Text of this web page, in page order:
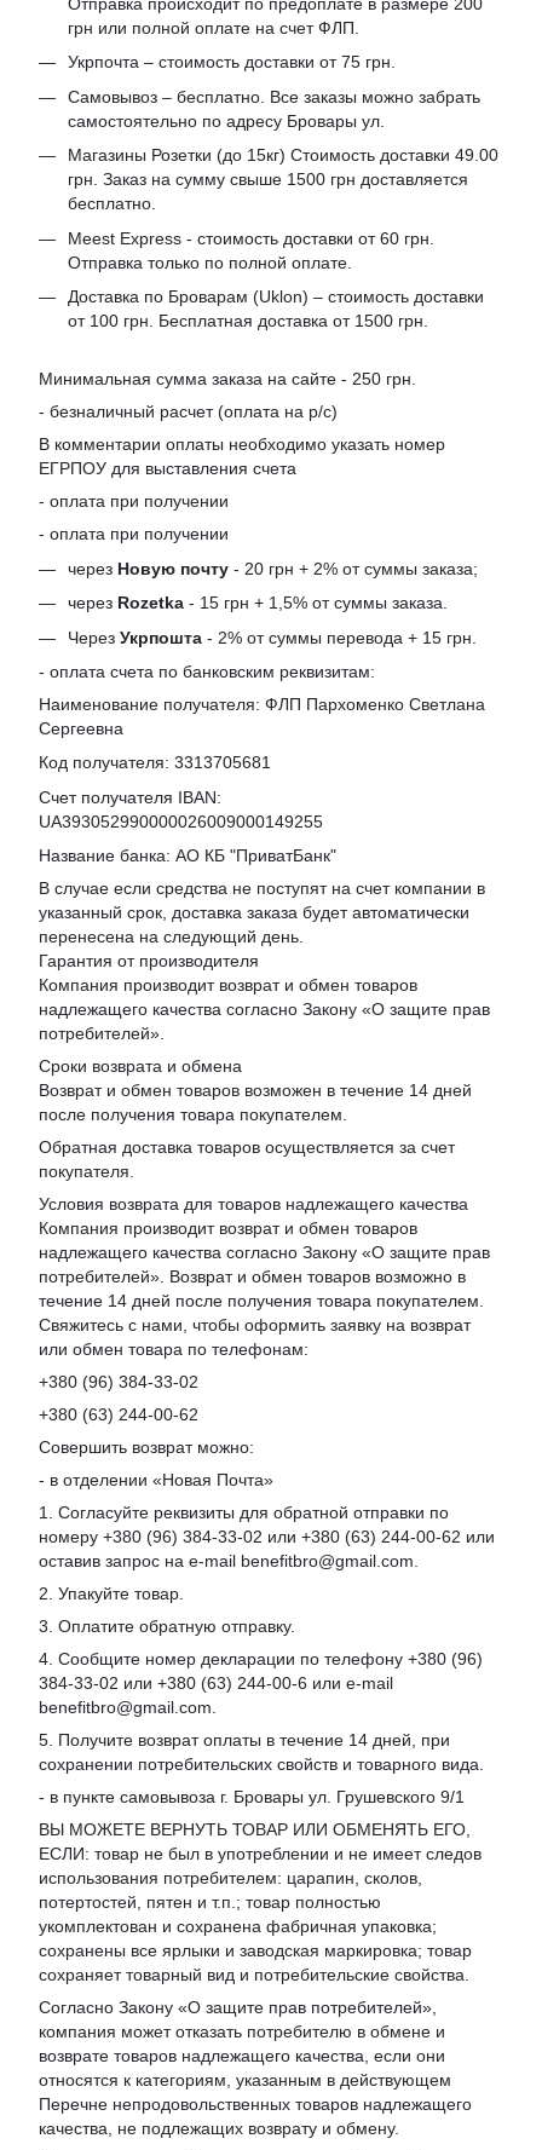
грн или полной оплате на счет ФЛП.
Укрпочта – стоимость доставки от 75 грн.
Самовывоз – бесплатно. Все заказы можно забрать
самостоятельно по адресу Бровары ул.
Магазины Розетки (до 15кг) Стоимость доставки 49.00
грн. Заказ на сумму свыше 1500 грн доставляется
бесплатно.
Meest Express - стоимость доставки от 60 грн.
Отправка только по полной оплате.
Доставка по Броварам (Uklon) – стоимость доставки
от 100 грн. Бесплатная доставка от 1500 грн.
Минимальная сумма заказа на сайте - 250 грн.
- безналичный расчет (оплата на р/с)
В комментарии оплаты необходимо указать номер
ЕГРПОУ для выставления счета
- оплата при получении
- оплата при получении
через Новую почту - 20 грн + 2% от суммы заказа;
через Rozetka - 15 грн + 1,5% от суммы заказа.
Через Укрпошта - 2% от суммы перевода + 15 грн.
- оплата счета по банковским реквизитам:
Наименование получателя: ФЛП Пархоменко Светлана
Сергеевна
Код получателя: 3313705681
Счет получателя IBAN:
UA393052990000026009000149255
Название банка: АО КБ "ПриватБанк"
В случае если средства не поступят на счет компании в
указанный срок, доставка заказа будет автоматически
перенесена на следующий день.
Гарантия от производителя
Компания производит возврат и обмен товаров
надлежащего качества согласно Закону «О защите прав
потребителей».
Сроки возврата и обмена
Возврат и обмен товаров возможен в течение 14 дней
после получения товара покупателем.
Обратная доставка товаров осуществляется за счет
покупателя.
Условия возврата для товаров надлежащего качества
Компания производит возврат и обмен товаров
надлежащего качества согласно Закону «О защите прав
потребителей». Возврат и обмен товаров возможно в
течение 14 дней после получения товара покупателем.
Свяжитесь с нами, чтобы оформить заявку на возврат
или обмен товара по телефонам:
+380 (96) 384-33-02
+380 (63) 244-00-62
Совершить возврат можно:
- в отделении «Новая Почта»
1. Согласуйте реквизиты для обратной отправки по
номеру +380 (96) 384-33-02 или +380 (63) 244-00-62 или
оставив запрос на e-mail benefitbro@gmail.com.
2. Упакуйте товар.
3. Оплатите обратную отправку.
4. Сообщите номер декларации по телефону +380 (96)
384-33-02 или +380 (63) 244-00-6 или e-mail
benefitbro@gmail.com.
5. Получите возврат оплаты в течение 14 дней, при
сохранении потребительских свойств и товарного вида.
- в пункте самовывоза г. Бровары ул. Грушевского 9/1
ВЫ МОЖЕТЕ ВЕРНУТЬ ТОВАР ИЛИ ОБМЕНЯТЬ ЕГО,
ЕСЛИ: товар не был в употреблении и не имеет следов
использования потребителем: царапин, сколов,
потертостей, пятен и т.п.; товар полностью
укомплектован и сохранена фабричная упаковка;
сохранены все ярлыки и заводская маркировка; товар
сохраняет товарный вид и потребительские свойства.
Согласно Закону «О защите прав потребителей»,
компания может отказать потребителю в обмене и
возврате товаров надлежащего качества, если они
относятся к категориям, указанным в действующем
Перечне непродовольственных товаров надлежащего
качества, не подлежащих возврату и обмену.